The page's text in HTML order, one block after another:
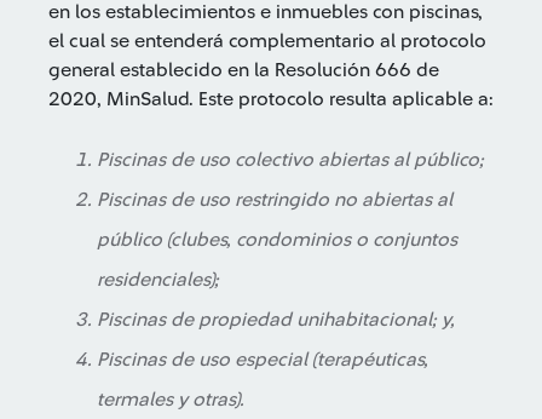
en los establecimientos e inmuebles con piscinas,
el cual se entenderá complementario al protocolo
general establecido en la Resolución 666 de
2020, MinSalud. Este protocolo resulta aplicable a:
Piscinas de uso colectivo abiertas al público;
Piscinas de uso restringido no abiertas al
público (clubes, condominios o conjuntos
residenciales);
Piscinas de propiedad unihabitacional; y,
Piscinas de uso especial (terapéuticas,
termales y otras).